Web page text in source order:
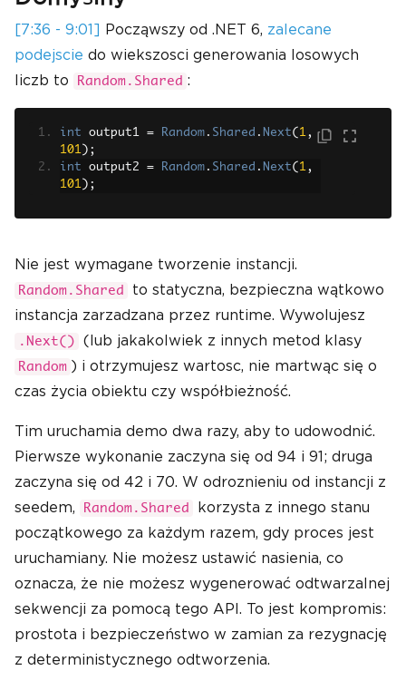
[7:36 - 9:01] Począwszy od .NET 6, zalecane
podejscie do wiekszosci generowania losowych
liczb to
Random.Shared :
int output1 = Random . Shared . Next( 1,
101 );
int output2 = Random . Shared . Next( 1,
101 );
Nie jest wymagane tworzenie instancji.
Random.Shared
to statyczna, bezpieczna wątkowo
instancja zarzadzana przez runtime. Wywolujesz
.Next() (lub jakakolwiek z innych metod klasy
Random ) i otrzymujesz wartosc, nie martwąc się o
czas życia obiektu czy współbieżność.
Tim uruchamia demo dwa razy, aby to udowodnić.
Pierwsze wykonanie zaczyna się od 94 i 91; druga
zaczyna się od 42 i 70. W odroznieniu od instancji z
seedem,
Random.Shared
korzysta z innego stanu
początkowego za każdym razem, gdy proces jest
uruchamiany. Nie możesz ustawić nasienia, co
oznacza, że nie możesz wygenerować odtwarzalnej
sekwencji za pomocą tego API. To jest kompromis:
prostota i bezpieczeństwo w zamian za rezygnację
z deterministycznego odtworzenia.